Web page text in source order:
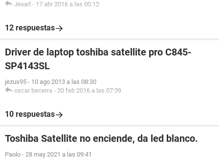
Jexarl - 17 abr 2016 a las 00:12
12 respuestas
Driver de laptop toshiba satellite pro C845-
SP4143SL
jezus95 - 10 ago 2013 a las 08:30
oscar becerra - 20 feb 2016 a las 07:39
10 respuestas
Toshiba Satellite no enciende, da led blanco.
Paolo - 28 may 2021 a las 09:41